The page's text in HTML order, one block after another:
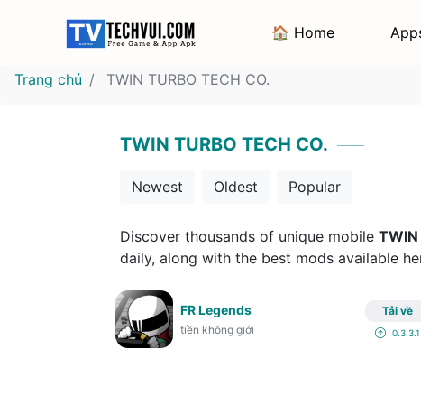
🏠 Home
Trang chủ TWIN TURBO TECH CO.
TWIN TURBO TECH CO.
Newest Oldest Popular
Discover thousands of unique mobile TWIN
daily, along with the best mods available
FR Legends
tiền không giới
Tải về
0.3.3.1